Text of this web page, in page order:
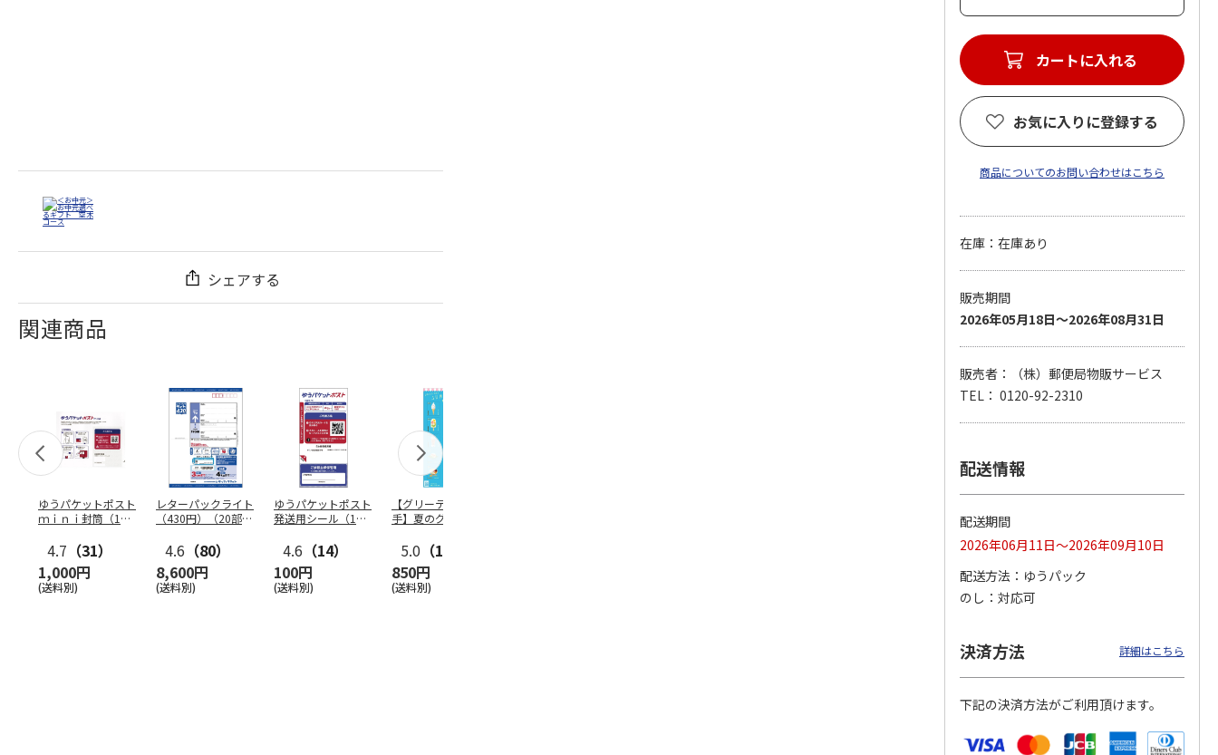
シェアする
関連商品
ゆうパケットポスト
ｍｉｎｉ封筒（1個
4.7 （31）
1,000円
(送料別)
レターパックライト
（430円）（20部セ
4.6 （80）
8,600円
(送料別)
ゆうパケットポスト
発送用シール（1個
4.6 （14）
100円
(送料別)
【グリーティング切
手】夏のグリーティ
5.0 （10）
850円
(送料別)
手】ハッピーグリー
手】グリーティング
（シンプル）（110
円…
4.8（11）
5,500円
(送料別)
4.6（7）
カートに入れる
お気に入りに登録する
商品についてのお問い合わせはこちら
在庫：在庫あり
販売期間
2026年05月18日～2026年08月31日
販売者：（株）郵便局物販サービス
TEL： 0120-92-2310
配送情報
配送期間
2026年06月11日～2026年09月10日
配送方法
ゆうパック
のし
対応可
決済方法 詳細はこちら
下記の決済方法がご利用頂けます。